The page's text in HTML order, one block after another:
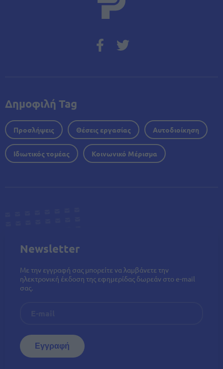
Δημοφιλή Tag
Προσλήψεις Θέσεις εργασίας Αυτοδιοίκηση
Ιδιωτικός τομέας Κοινωνικό Μέρισμα
Newsletter
Με την εγγραφή σας μπορείτε να λαμβάνετε την
ηλεκτρονική έκδοση της εφημερίδας δωρεάν στο e-mail
σας.